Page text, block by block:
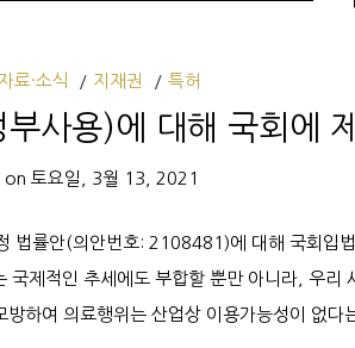
료·소식 지재권 특허
사용)에 대해 국회에
on토요일, 3월 13, 2021
법률안(의안번호: 2108481)에 대해 국회입
제적인 추세에도 부합할 뿐만 아니라, 우리
하여 의료행위는 산업상 이용가능성이 없다